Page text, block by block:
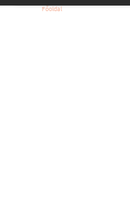
Főoldal